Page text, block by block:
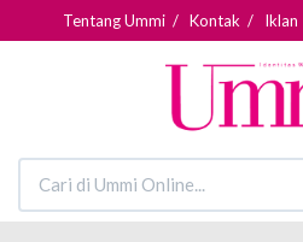
Tentang Ummi / Kontak / Iklan